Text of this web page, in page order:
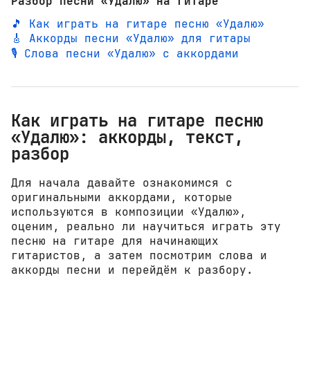
🎵 Как играть на гитаре песню «Удалю»
🎸 Аккорды песни «Удалю» для гитары
🎙️ Слова песни «Удалю» с аккордами
Как играть на гитаре песню
«Удалю»: аккорды, текст,
разбор
Для начала давайте ознакомимся с
оригинальными аккордами, которые
используются в композиции «Удалю»,
оценим, реально ли научиться играть эту
песню на гитаре для начинающих
гитаристов, а затем посмотрим слова и
аккорды песни и перейдём к разбору.